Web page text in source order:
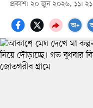
প্রকাশ: ২০ জুন ২০২৬, ১১: ২১